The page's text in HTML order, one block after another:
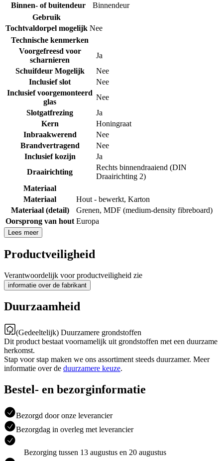
Binnen- of buitendeur
Binnendeur
Gebruik
Tochtvaldorpel mogelijk Nee
Technische kenmerken
Voorgefreesd voor
scharnieren
Ja
Schuifdeur Mogelijk
Nee
Inclusief slot
Nee
Inclusief voorgemonteerd
glas
Nee
Slotgatfrezing
Ja
Kern
Honingraat
Inbraakwerend
Nee
Brandvertragend
Nee
Inclusief kozijn
Ja
Draairichting
Rechts binnendraaiend (DIN
Draairichting 2)
Materiaal
Materiaal
Hout - bewerkt, Karton
Materiaal (detail)
Grenen, MDF (medium-density fibreboard)
Oorsprong van hout Europa
Lees meer
Productveiligheid
Verantwoordelijk voor productveiligheid zie
informatie over de fabrikant
Duurzaamheid
(Gedeeltelijk) Duurzamere grondstoffen
Dit product bestaat voornamelijk uit grondstoffen met een duurzame
herkomst.
Stap voor stap maken we ons assortiment steeds duurzamer. Meer
informatie over de duurzamere keuze.
Bestel- en bezorginformatie
Bezorgd door onze leverancier
Bezorgdag in overleg met leverancier
Bezorging tussen 13 augustus en 20 augustus